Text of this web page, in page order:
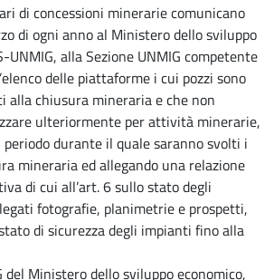
di concessioni minerarie comunicano
di ogni anno al Ministero dello sviluppo
UNMIG, alla Sezione UNMIG competente
delle piattaforme i cui pozzi sono
alla chiusura mineraria e che non
ulteriormente per attività minerarie,
durante il quale saranno svolti i
mineraria ed allegando una relazione
di cui all’art. 6 sullo stato degli
fotografie, planimetrie e prospetti,
di sicurezza degli impianti fino alla
del Ministero dello sviluppo economico,